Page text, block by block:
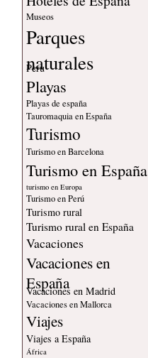
Museos
Parques
naturales
Peru
Playas
Playas de españa
Tauromaquia en España
Turismo
Turismo en Barcelona
Turismo en España
turismo en Europa
Turismo en Perú
Turismo rural
Turismo rural en España
Vacaciones
Vacaciones en
España
Vacaciones en Madrid
Vacaciones en Mallorca
Viajes
Viajes a España
África